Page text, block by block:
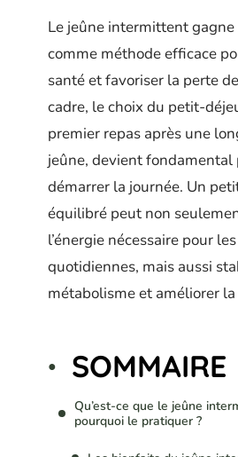
Le jeûne intermittent
comme méthode efficace
santé et favoriser la perte
cadre, le choix du petit-
premier repas après une
jeûne, devient fondamental
démarrer la journée. Un
équilibré peut non
l’énergie nécessaire pour
quotidiennes, mais aussi
métabolisme et améliorer
SOMMAIRE
Qu’est-ce que le jeûne
pourquoi le pratiquer ?